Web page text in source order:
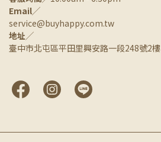
Email╱
service@buyhappy.com.tw
地址╱
臺中市北屯區平田里興安路一段248號2樓